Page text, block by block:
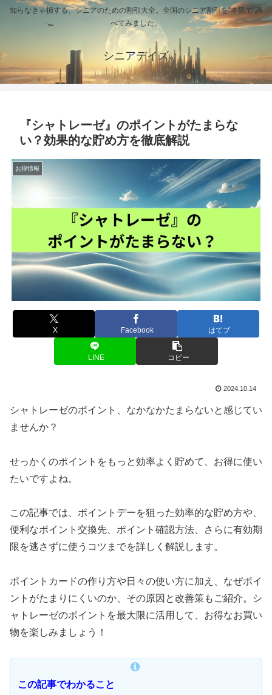
知らなきゃ損する、シニアのための割引大全。全国のシニア割引を“本気で”調
べてみました。
シニアデイズ
『シャトレーゼ』のポイントがたまらな
い？効果的な貯め方を徹底解説
お得情報
X Facebook はてブ
LINE コピー
2024.10.14
シャトレーゼのポイント、なかなかたまらないと感じてい
ませんか？
せっかくのポイントをもっと効率よく貯めて、お得に使い
たいですよね。
この記事では、ポイントデーを狙った効率的な貯め方や、
便利なポイント交換先、ポイント確認方法、さらに有効期
限を逃さずに使うコツまでを詳しく解説します。
ポイントカードの作り方や日々の使い方に加え、なぜポイ
ントがたまりにくいのか、その原因と改善策もご紹介。シ
ャトレーゼのポイントを最大限に活用して、お得なお買い
物を楽しみましょう！
この記事でわかること